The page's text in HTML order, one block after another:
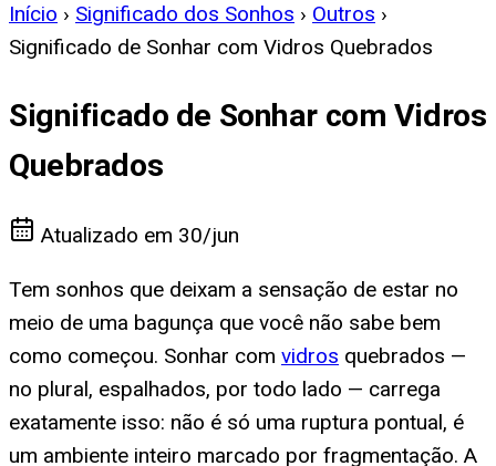
Início › Significado dos Sonhos › Outros ›
Significado de Sonhar com Vidros Quebrados
Significado de Sonhar com Vidros
Quebrados
Atualizado em 30/jun
Tem sonhos que deixam a sensação de estar no
meio de uma bagunça que você não sabe bem
como começou. Sonhar com vidros quebrados —
no plural, espalhados, por todo lado — carrega
exatamente isso: não é só uma ruptura pontual, é
um ambiente inteiro marcado por fragmentação. A